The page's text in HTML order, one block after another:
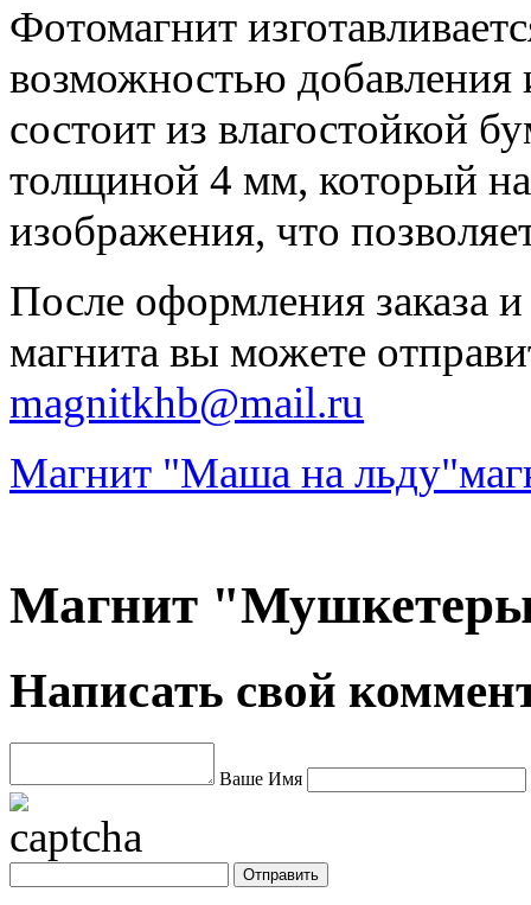
Фотомагнит
возможностью
состоит из влагостойкой
толщиной 4 мм, который
изображения, что
После оформления заказа
магнита вы можете
magnitkhb@mail.ru
Магнит "Маша на льду"
Магнит
Написать свой
Ваше Имя